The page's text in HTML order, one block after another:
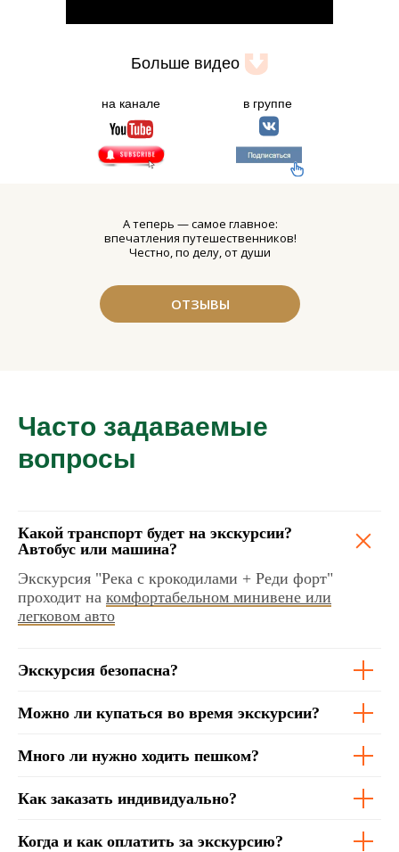
Больше видео
на канале в группе
А теперь — самое главное:
впечатления путешественников!
Честно, по делу, от души
ОТЗЫВЫ
Часто задаваемые
вопросы
Какой транспорт будет на экскурсии?
Автобус или машина?
Экскурсия "Река с крокодилами + Реди форт"
проходит на комфортабельном минивене или
легковом авто
Экскурсия безопасна?
Можно ли купаться во время экскурсии?
Много ли нужно ходить пешком?
Как заказать индивидуально?
Когда и как оплатить за экскурсию?
Есть вопросы?
Позвонить
Whatsapp